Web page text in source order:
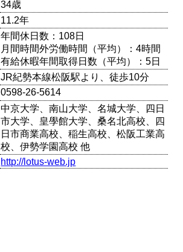
34歳
11.2年
年間休日数：108日
月間時間外労働時間（平均）：4時間
有給休暇年間取得日数（平均）：5日
JR紀勢本線松阪駅より、徒歩10分
0598-26-5614
中京大学、南山大学、名城大学、四日
市大学、皇學館大学、桑名北高校、四
日市商業高校、稲生高校、松阪工業高
校、伊勢学園高校 他
http://lotus-web.jp